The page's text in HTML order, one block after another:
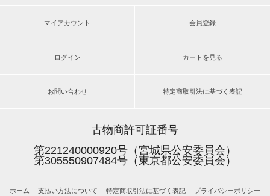
マイアカウント 会員登録
ログイン カートを見る
お問い合わせ 特定商取引法に基づく表記
古物商許可証番号
第221240000920号（宮城県公安委員会）
第305550907484号（東京都公安委員会）
ホーム 支払い方法について 特定商取引法に基づく表記 プライバシーポリシー